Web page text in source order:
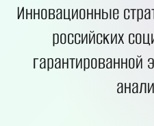
Инновационные
российских